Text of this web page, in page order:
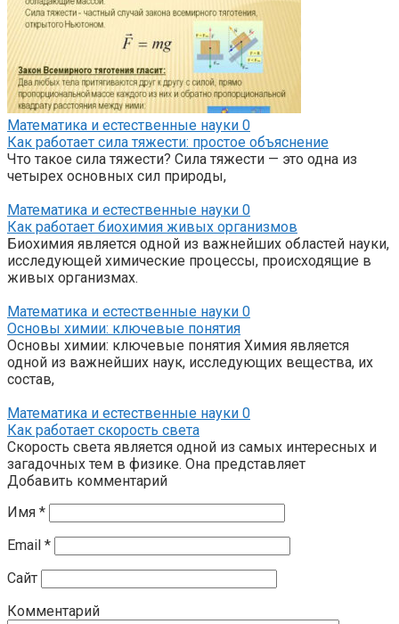
Математика и естественные науки 0
Как работает сила тяжести: простое объяснение
Что такое сила тяжести? Сила тяжести — это одна из
четырех основных сил природы,
Математика и естественные науки 0
Как работает биохимия живых организмов
Биохимия является одной из важнейших областей науки,
исследующей химические процессы, происходящие в
живых организмах.
Математика и естественные науки 0
Основы химии: ключевые понятия
Основы химии: ключевые понятия Химия является
одной из важнейших наук, исследующих вещества, их
состав,
Математика и естественные науки 0
Как работает скорость света
Скорость света является одной из самых интересных и
загадочных тем в физике. Она представляет
Добавить комментарий
Имя *
Email *
Сайт
Комментарий